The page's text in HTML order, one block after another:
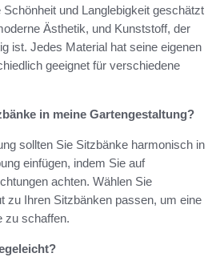
und Langlebigkeit geschätzt
Ästhetik, und Kunststoff, der
ist. Jedes Material hat seine eigenen
geeignet für verschiedene
in meine Gartengestaltung?
sollten Sie Sitzbänke harmonisch in
einfügen, indem Sie auf
achten. Wählen Sie
zu Ihren Sitzbänken passen, um eine
zu schaffen.